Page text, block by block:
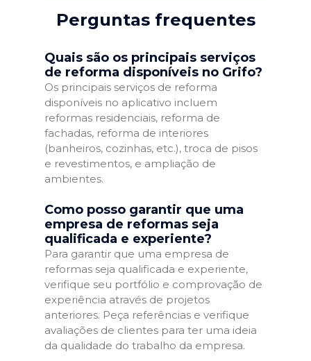
Perguntas frequentes
Quais são os principais serviços
de reforma disponíveis no Grifo?
Os principais serviços de reforma
disponíveis no aplicativo incluem
reformas residenciais, reforma de
fachadas, reforma de interiores
(banheiros, cozinhas, etc.), troca de pisos
e revestimentos, e ampliação de
ambientes.
Como posso garantir que uma
empresa de reformas seja
qualificada e experiente?
Para garantir que uma empresa de
reformas seja qualificada e experiente,
verifique seu portfólio e comprovação de
experiência através de projetos
anteriores. Peça referências e verifique
avaliações de clientes para ter uma ideia
da qualidade do trabalho da empresa.